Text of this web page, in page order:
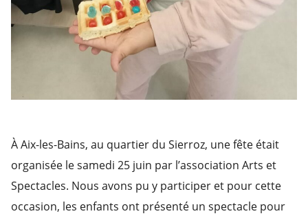
À Aix-les-Bains, au quartier du Sierroz, une fête était
organisée le samedi 25 juin par l’association Arts et
Spectacles. Nous avons pu y participer et pour cette
occasion, les enfants ont présenté un spectacle pour